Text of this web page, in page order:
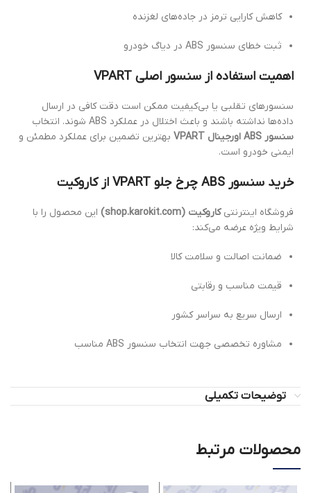
کاهش کارایی ترمز در جاده‌های لغزنده
ثبت خطای سنسور ABS در دیاگ خودرو
اهمیت استفاده از سنسور اصلی VPART
سنسورهای تقلبی یا بی‌کیفیت ممکن است دقت کافی در ارسال
داده‌ها نداشته باشند و باعث اختلال در عملکرد ABS شوند. انتخاب
سنسور ABS اورجینال VPART
بهترین تضمین برای عملکرد مطمئن و
ایمنی خودرو است.
خرید سنسور ABS چرخ جلو VPART از کاروکیت
فروشگاه اینترنتیکاروکیت (shop.karokit.com)
این محصول را با
شرایط ویژه عرضه می‌کند:
ضمانت اصالت و سلامت کالا
قیمت مناسب و رقابتی
ارسال سریع به سراسر کشور
مشاوره تخصصی جهت انتخاب سنسور ABS مناسب
توضیحات تکمیلی
محصولات مرتبط